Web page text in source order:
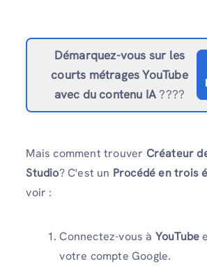
Démarquez-vous sur les
courts métrages YouTube
avec du contenu IA????
Mais comment trouver Créateur
Studio? C'est un Procédé en trois
voir :
Connectez-vous à YouTube
votre compte Google.